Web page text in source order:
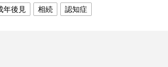
年後見 相続 認知症